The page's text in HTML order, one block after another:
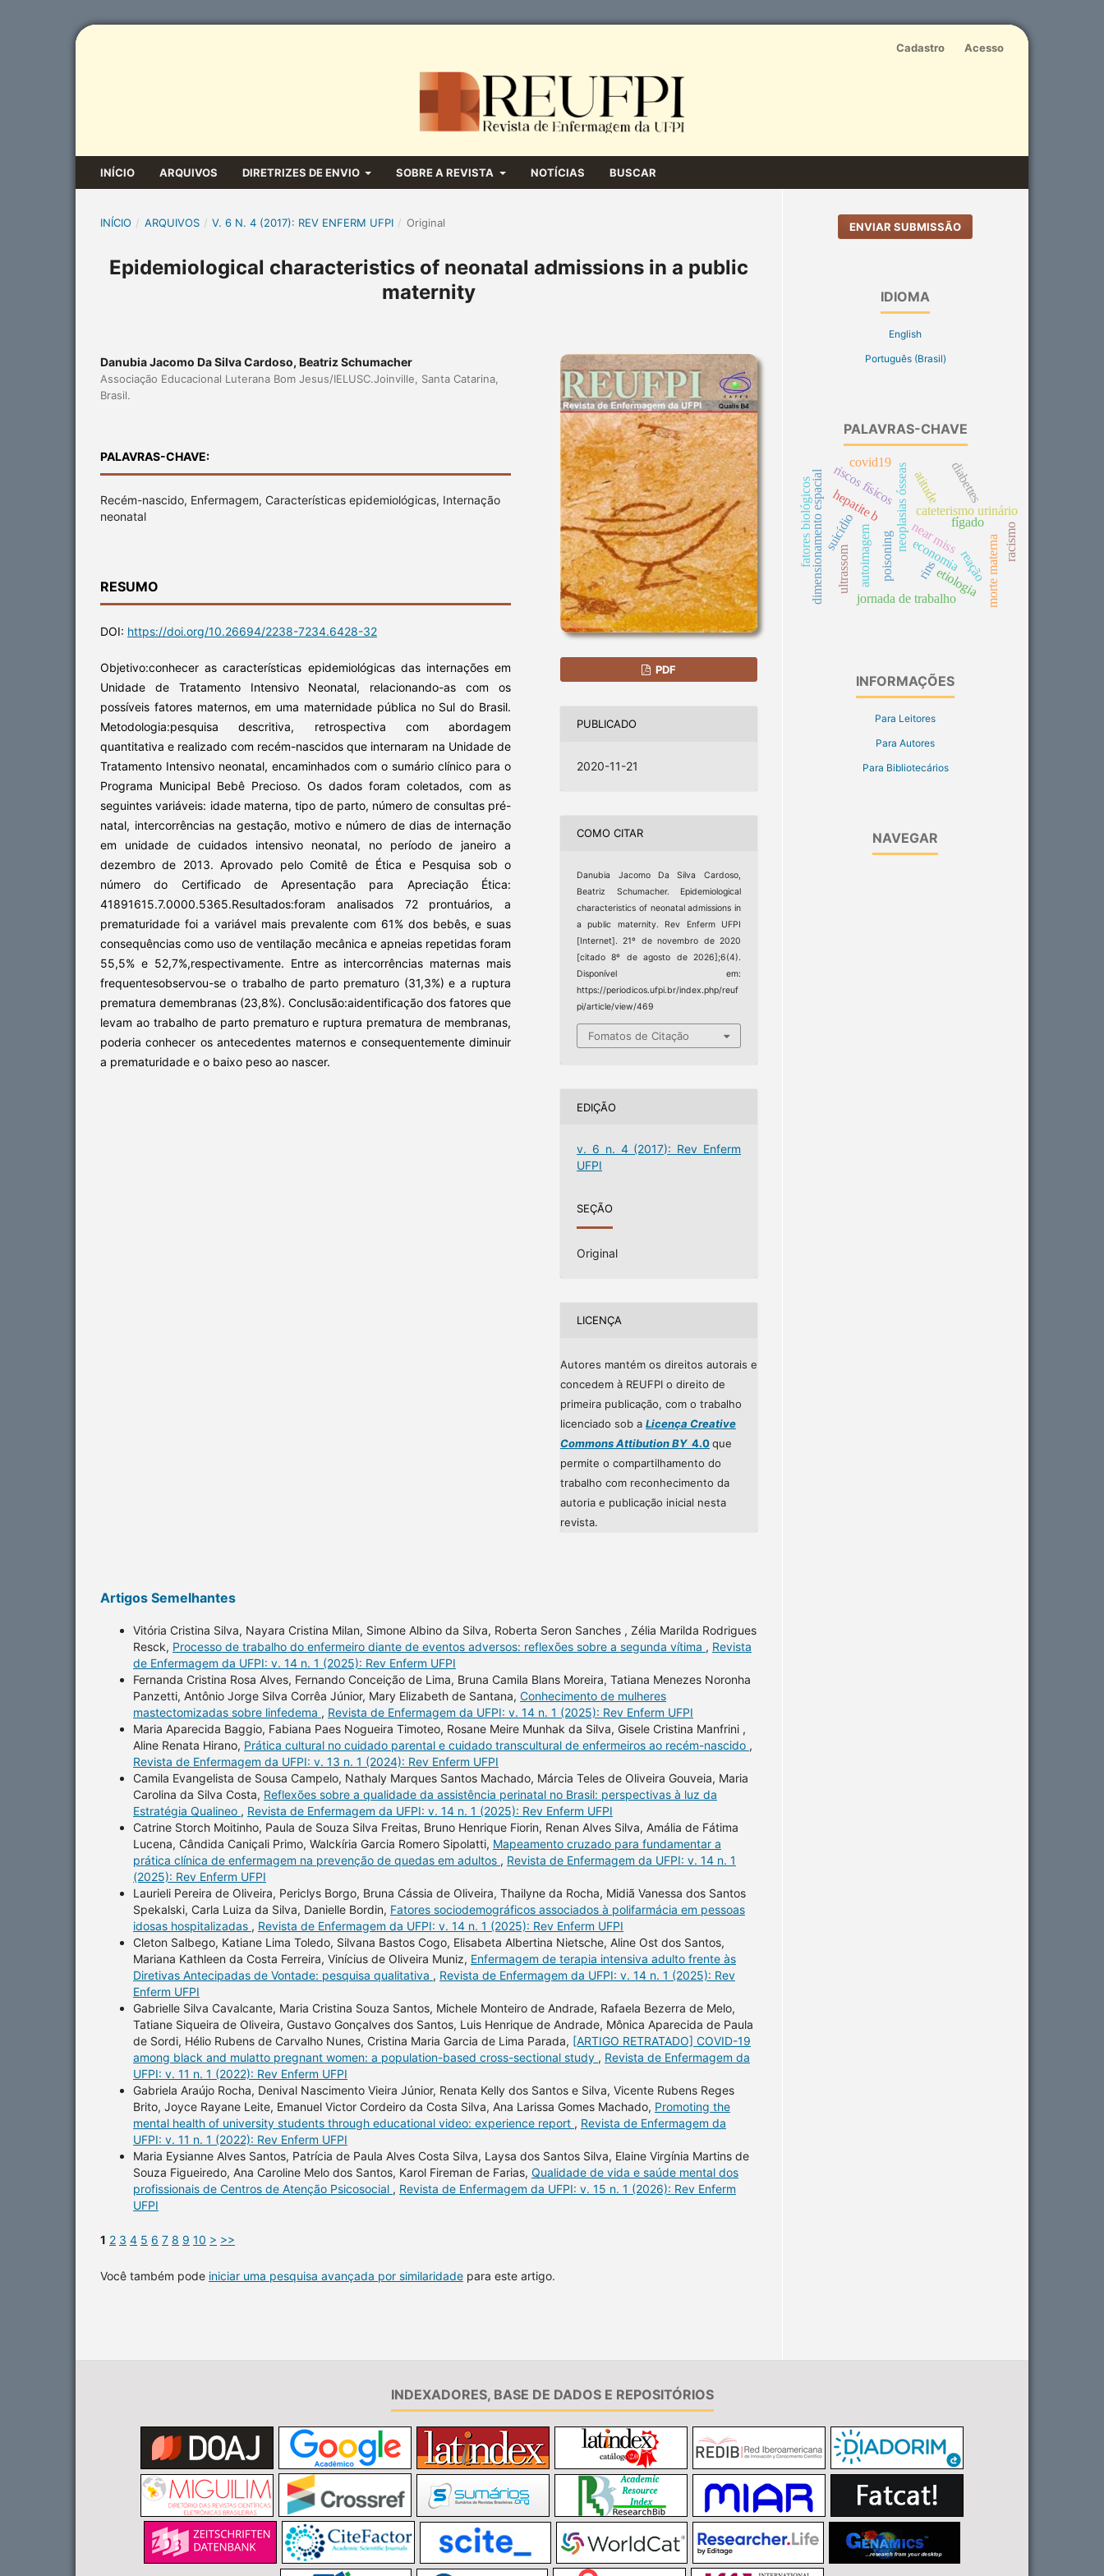
INÍCIO ARQUIVOS DIRETRIZES DE ENVIO SOBRE A REVISTA NOTÍCIAS BUSCAR
Cadastro Acesso
INÍCIO / ARQUIVOS / V. 6 N. 4 (2017): REV ENFERM UFPI / Original
Epidemiological characteristics of neonatal admissions in a public
maternity
Danubia Jacomo Da Silva Cardoso, Beatriz Schumacher
Associação Educacional Luterana Bom Jesus/IELUSC.Joinville, Santa Catarina,
Brasil.
PALAVRAS-CHAVE:
Recém-nascido, Enfermagem, Características epidemiológicas, Internação
neonatal
RESUMO
DOI: https://doi.org/10.26694/2238-7234.6428-32
Objetivo:conhecer as características epidemiológicas das internações em
Unidade de Tratamento Intensivo Neonatal, relacionando-as com os
possíveis fatores maternos, em uma maternidade pública no Sul do Brasil.
Metodologia:pesquisa descritiva, retrospectiva com abordagem
quantitativa e realizado com recém-nascidos que internaram na Unidade de
Tratamento Intensivo neonatal, encaminhados com o sumário clínico para o
Programa Municipal Bebê Precioso. Os dados foram coletados, com as
seguintes variáveis: idade materna, tipo de parto, número de consultas pré-
natal, intercorrências na gestação, motivo e número de dias de internação
em unidade de cuidados intensivo neonatal, no período de janeiro a
dezembro de 2013. Aprovado pelo Comitê de Ética e Pesquisa sob o
número do Certificado de Apresentação para Apreciação Ética:
41891615.7.0000.5365.Resultados:foram analisados 72 prontuários, a
prematuridade foi a variável mais prevalente com 61% dos bebês, e suas
consequências como uso de ventilação mecânica e apneias repetidas foram
55,5% e 52,7%,respectivamente. Entre as intercorrências maternas mais
frequentesobservou-se o trabalho de parto prematuro (31,3%) e a ruptura
prematura demembranas (23,8%). Conclusão:aidentificação dos fatores que
levam ao trabalho de parto prematuro e ruptura prematura de membranas,
poderia conhecer os antecedentes maternos e consequentemente diminuir
a prematuridade e o baixo peso ao nascer.
PDF
PUBLICADO
2020-11-21
COMO CITAR
Danubia Jacomo Da Silva Cardoso,
Beatriz Schumacher. Epidemiological
characteristics of neonatal admissions in
a public maternity. Rev Enferm UFPI
[Internet]. 21º de novembro de 2020
[citado 8º de agosto de 2026];6(4).
Disponível em:
https://periodicos.ufpi.br/index.php/reuf
pi/article/view/469
Fomatos de Citação
EDIÇÃO
v. 6 n. 4 (2017): Rev Enferm
UFPI
SEÇÃO
Original
LICENÇA
Autores mantém os direitos autorais e
concedem à REUFPI o direito de
primeira publicação, com o trabalho
licenciado sob a Licença Creative
Commons Attibution BY4.0que
permite o compartilhamento do
trabalho com reconhecimento da
autoria e publicação inicial nesta
revista.
Artigos Semelhantes
Vitória Cristina Silva, Nayara Cristina Milan, Simone Albino da Silva, Roberta Seron Sanches , Zélia Marilda Rodrigues
Resck, Processo de trabalho do enfermeiro diante de eventos adversos: reflexões sobre a segunda vítima , Revista
de Enfermagem da UFPI: v. 14 n. 1 (2025): Rev Enferm UFPI
Fernanda Cristina Rosa Alves, Fernando Conceição de Lima, Bruna Camila Blans Moreira, Tatiana Menezes Noronha
Panzetti, Antônio Jorge Silva Corrêa Júnior, Mary Elizabeth de Santana, Conhecimento de mulheres
mastectomizadas sobre linfedema , Revista de Enfermagem da UFPI: v. 14 n. 1 (2025): Rev Enferm UFPI
Maria Aparecida Baggio, Fabiana Paes Nogueira Timoteo, Rosane Meire Munhak da Silva, Gisele Cristina Manfrini ,
Aline Renata Hirano, Prática cultural no cuidado parental e cuidado transcultural de enfermeiros ao recém-nascido ,
Revista de Enfermagem da UFPI: v. 13 n. 1 (2024): Rev Enferm UFPI
Camila Evangelista de Sousa Campelo, Nathaly Marques Santos Machado, Márcia Teles de Oliveira Gouveia, Maria
Carolina da Silva Costa, Reflexões sobre a qualidade da assistência perinatal no Brasil: perspectivas à luz da
Estratégia Qualineo , Revista de Enfermagem da UFPI: v. 14 n. 1 (2025): Rev Enferm UFPI
Catrine Storch Moitinho, Paula de Souza Silva Freitas, Bruno Henrique Fiorin, Renan Alves Silva, Amália de Fátima
Lucena, Cândida Caniçali Primo, Walckíria Garcia Romero Sipolatti, Mapeamento cruzado para fundamentar a
prática clínica de enfermagem na prevenção de quedas em adultos , Revista de Enfermagem da UFPI: v. 14 n. 1
(2025): Rev Enferm UFPI
Laurieli Pereira de Oliveira, Periclys Borgo, Bruna Cássia de Oliveira, Thailyne da Rocha, Midiã Vanessa dos Santos
Spekalski, Carla Luiza da Silva, Danielle Bordin, Fatores sociodemográficos associados à polifarmácia em pessoas
idosas hospitalizadas , Revista de Enfermagem da UFPI: v. 14 n. 1 (2025): Rev Enferm UFPI
Cleton Salbego, Katiane Lima Toledo, Silvana Bastos Cogo, Elisabeta Albertina Nietsche, Aline Ost dos Santos,
Mariana Kathleen da Costa Ferreira, Vinícius de Oliveira Muniz, Enfermagem de terapia intensiva adulto frente às
Diretivas Antecipadas de Vontade: pesquisa qualitativa , Revista de Enfermagem da UFPI: v. 14 n. 1 (2025): Rev
Enferm UFPI
Gabrielle Silva Cavalcante, Maria Cristina Souza Santos, Michele Monteiro de Andrade, Rafaela Bezerra de Melo,
Tatiane Siqueira de Oliveira, Gustavo Gonçalves dos Santos, Luis Henrique de Andrade, Mônica Aparecida de Paula
de Sordi, Hélio Rubens de Carvalho Nunes, Cristina Maria Garcia de Lima Parada, [ARTIGO RETRATADO] COVID-19
among black and mulatto pregnant women: a population-based cross-sectional study , Revista de Enfermagem da
UFPI: v. 11 n. 1 (2022): Rev Enferm UFPI
Gabriela Araújo Rocha, Denival Nascimento Vieira Júnior, Renata Kelly dos Santos e Silva, Vicente Rubens Reges
Brito, Joyce Rayane Leite, Emanuel Victor Cordeiro da Costa Silva, Ana Larissa Gomes Machado, Promoting the
mental health of university students through educational video: experience report , Revista de Enfermagem da
UFPI: v. 11 n. 1 (2022): Rev Enferm UFPI
Maria Eysianne Alves Santos, Patrícia de Paula Alves Costa Silva, Laysa dos Santos Silva, Elaine Virgínia Martins de
Souza Figueiredo, Ana Caroline Melo dos Santos, Karol Fireman de Farias, Qualidade de vida e saúde mental dos
profissionais de Centros de Atenção Psicosocial , Revista de Enfermagem da UFPI: v. 15 n. 1 (2026): Rev Enferm
UFPI
1 2 3 4 5 6 7 8 9 10 > >>
Você também pode iniciar uma pesquisa avançada por similaridade para este artigo.
ENVIAR SUBMISSÃO
IDIOMA
English
Português (Brasil)
PALAVRAS-CHAVE
hepatite b neoplasias ósseas
poisoning
ultrassom
cateterismo urinário
near miss
jornada de trabalho
dimensionamento espacial riscos físicos
autoimagem
fatores biológicos
morte materna
economia
suicídio
reação
diabettes
fígado
rins
racismo
atitude
etiologia
covid19
INFORMAÇÕES
Para Leitores
Para Autores
Para Bibliotecários
NAVEGAR
INDEXADORES, BASE DE DADOS E REPOSITÓRIOS